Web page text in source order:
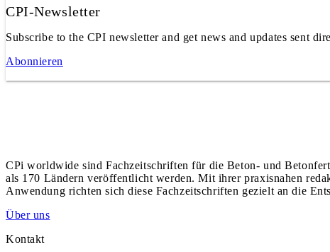
CPI-Newsletter
Subscribe to the CPI newsletter and get news and updates sent
Abonnieren
CPi worldwide sind Fachzeitschriften für die Beton- und
als 170 Ländern veröffentlicht werden. Mit ihrer praxisnahen
Anwendung richten sich diese Fachzeitschriften gezielt an die
Über uns
Kontakt